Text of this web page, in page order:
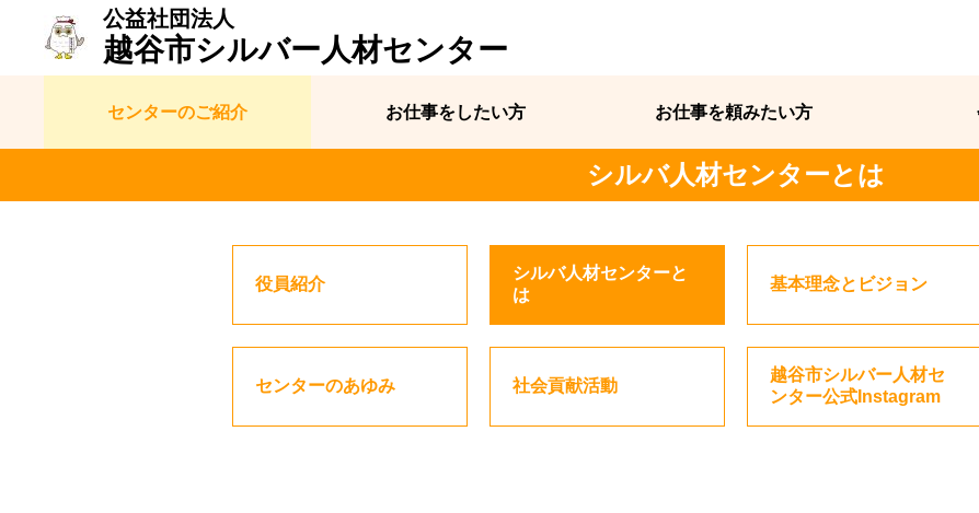
公益社団法人
越谷市シルバー人材センター
センターのご紹介 お仕事をしたい方 お仕事を頼みたい方
シルバ人材センターとは
役員紹介
シルバ人材センターと
は
基本理念とビジョン
センターのあゆみ 社会貢献活動
越谷市シルバー人材セ
ンター公式Instagram